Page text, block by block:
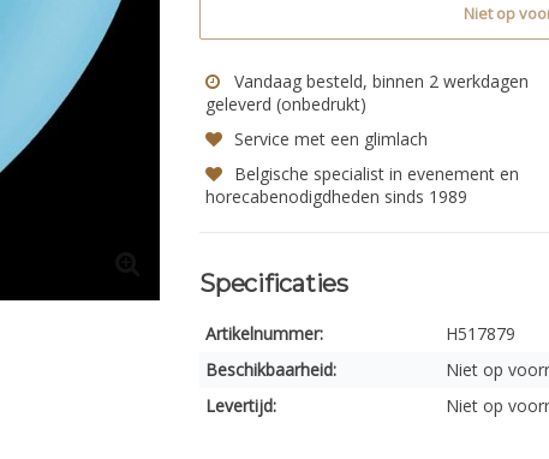
Niet op
Vandaag besteld, binnen 2 werkdagen
geleverd (onbedrukt)
Service met een glimlach
Belgische specialist in evenement en
horecabenodigdheden sinds 1989
Specificaties
Artikelnummer:
H517879
Beschikbaarheid:
Niet op
Levertijd:
Niet op